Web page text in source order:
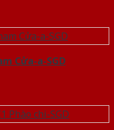
Cửa-a-SGD